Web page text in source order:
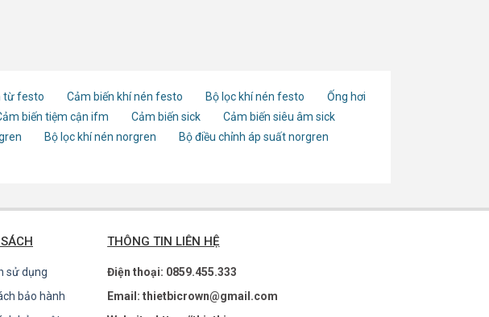
từ festo Cảm biến khí nén festo Bộ lọc khí nén festo
Ống hơi
biến tiệm cận ifm Cảm biến sick
Cảm biến siêu âm sick
Bộ lọc khí nén norgren
Bộ điều chỉnh áp suất norgren
sử dụng
bảo hành
THÔNG TIN LIÊN HỆ
Điện thoại: 0859.455.333
Email: thietbicrown@gmail.com